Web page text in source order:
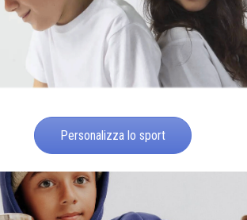
Personalizza lo sport